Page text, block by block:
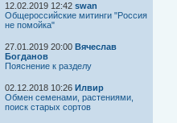
12.02.2019 12:42 swan
Общероссийские митинги "Россия
не помойка"
27.01.2019 20:00 Вячеслав
Богданов
Пояснение к разделу
02.12.2018 10:26 Илвир
Обмен семенами, растениями,
поиск старых сортов